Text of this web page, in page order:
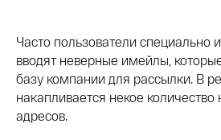
Часто пользователи специально
вводят неверные имейлы,
базу компании для рассылки. В
накапливается некое
адресов.